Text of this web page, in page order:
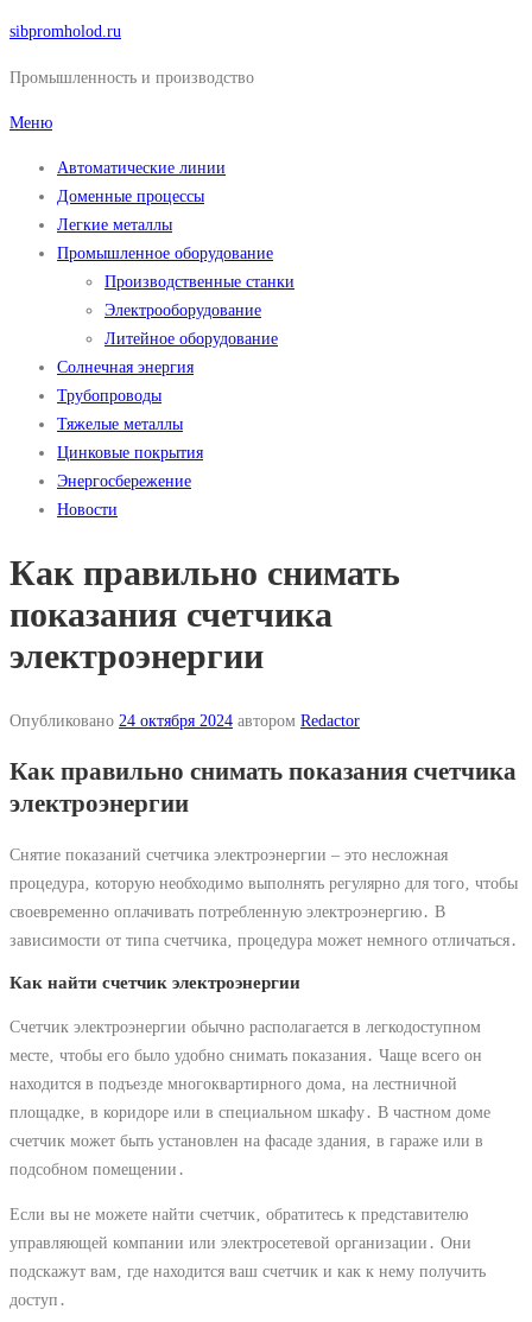
Перейти
содержимому
sibpromholod.ru
Промышленность и производство
Меню
Автоматические линии
Доменные процессы
Легкие металлы
Промышленное оборудование
Производственные станки
Электрооборудование
Литейное оборудование
Солнечная энергия
Трубопроводы
Тяжелые металлы
Цинковые покрытия
Энергосбережение
Новости
Как правильно снимать
показания счетчика
электроэнергии
Опубликовано 24 октября 2024 автором Redactor
Как правильно снимать показания счетчика
электроэнергии
Снятие показаний счетчика электроэнергии – это несложная
процедура‚ которую необходимо выполнять регулярно для того‚ чтобы
своевременно оплачивать потребленную электроэнергию․ В
зависимости от типа счетчика‚ процедура может немного отличаться․
Как найти счетчик электроэнергии
Счетчик электроэнергии обычно располагается в легкодоступном
месте‚ чтобы его было удобно снимать показания․ Чаще всего он
находится в подъезде многоквартирного дома‚ на лестничной
площадке‚ в коридоре или в специальном шкафу․ В частном доме
счетчик может быть установлен на фасаде здания‚ в гараже или в
подсобном помещении․
Если вы не можете найти счетчик‚ обратитесь к представителю
управляющей компании или электросетевой организации․ Они
подскажут вам‚ где находится ваш счетчик и как к нему получить
доступ․